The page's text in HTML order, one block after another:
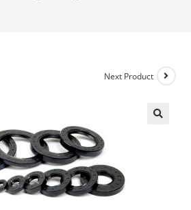
Next Product